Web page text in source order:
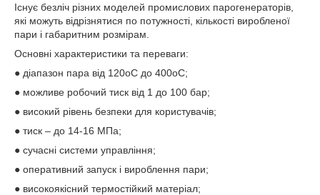
Існує безліч різних моделей промислових парогенераторів,
які можуть відрізнятися по потужності, кількості виробленої
пари і габаритним розмірам.
Основні характеристики та переваги:
● діапазон пара від 120оС до 400оС;
● можливе робочий тиск від 1 до 100 бар;
● високий рівень безпеки для користувачів;
● тиск – до 14-16 МПа;
● сучасні системи управління;
● оперативний запуск і вироблення пари;
● високоякісний термостійкий матеріал;